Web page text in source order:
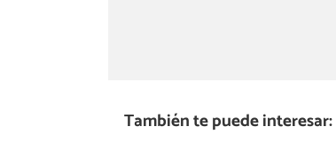
También te puede interesar: